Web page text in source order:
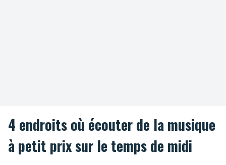
4 endroits où écouter de la musique
à petit prix sur le temps de midi